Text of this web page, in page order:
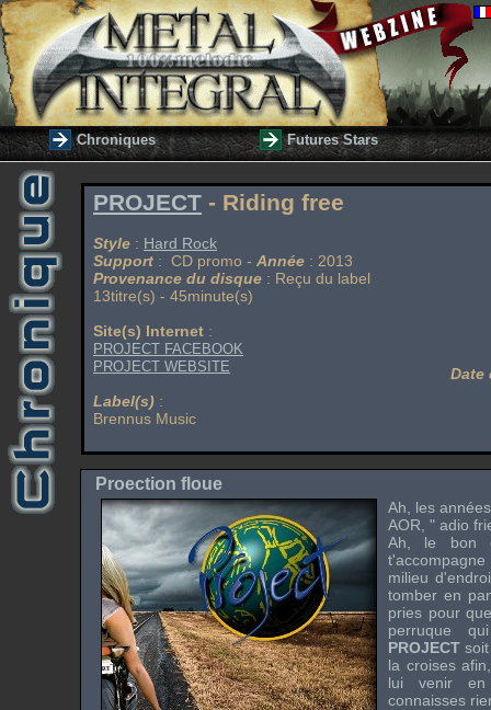
Chroniques Futures Stars
PROJECT - Riding free
Style : Hard Rock
Support : CD promo - Année : 2013
Provenance du disque : Reçu du label
13titre(s) - 45minute(s)
Site(s) Internet :
PROJECT FACEBOOK
PROJECT WEBSITE
Label(s) :
Brennus Music
Date
Proection floue
Ah, les
AOR , " adio
Ah, le bon
milieu
tomber en
pries pour
perruque
PROJECT
la croises
lui venir
connaisses